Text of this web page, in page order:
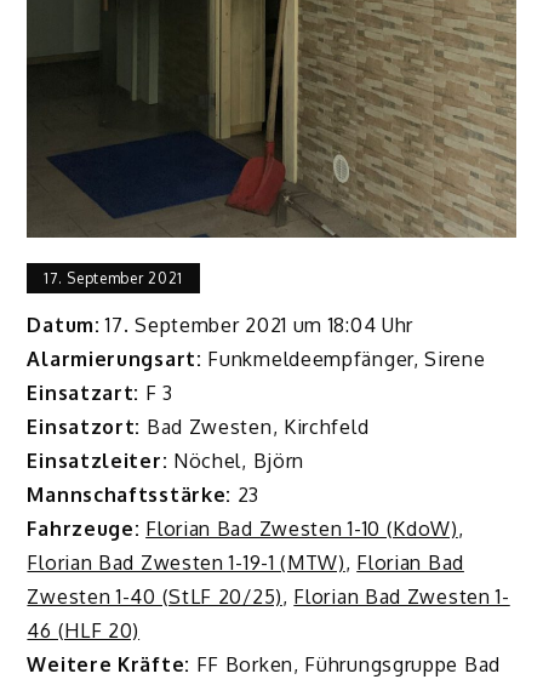
17. September 2021
Datum: 17. September 2021 um 18:04 Uhr
Alarmierungsart: Funkmeldeempfänger, Sirene
Einsatzart: F 3
Einsatzort: Bad Zwesten, Kirchfeld
Einsatzleiter: Nöchel, Björn
Mannschaftsstärke: 23
Fahrzeuge: Florian Bad Zwesten 1-10 (KdoW),
Florian Bad Zwesten 1-19-1 (MTW), Florian Bad
Zwesten 1-40 (StLF 20/25), Florian Bad Zwesten 1-
46 (HLF 20)
Weitere Kräfte: FF Borken, Führungsgruppe Bad